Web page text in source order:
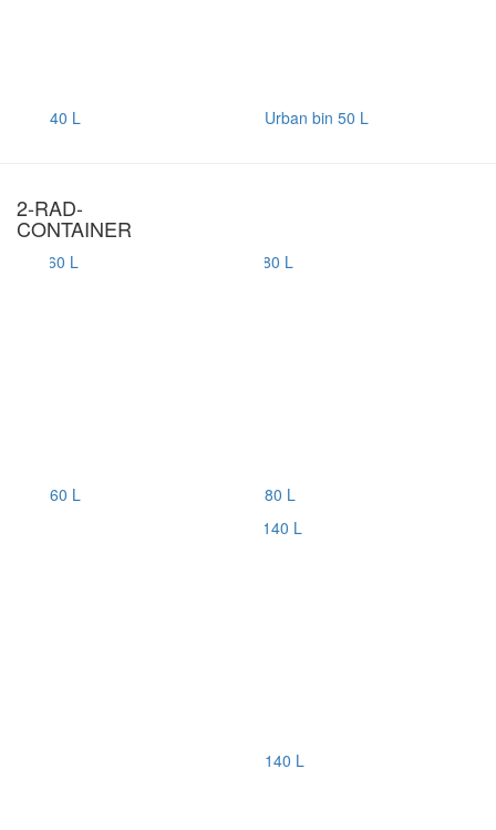
40 L Urban bin 50 L
2-RAD-
CONTAINER
60 L 80 L
140 L